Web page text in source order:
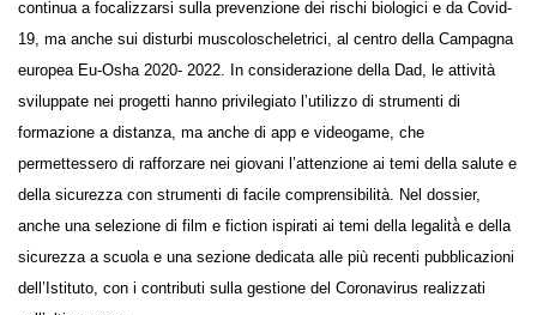
continua a focalizzarsi sulla prevenzione dei rischi biologici e da Covid-
19, ma anche sui disturbi muscoloscheletrici, al centro della Campagna
europea Eu-Osha 2020- 2022. In considerazione della Dad, le attività
sviluppate nei progetti hanno privilegiato l’utilizzo di strumenti di
formazione a distanza, ma anche di app e videogame, che
permettessero di rafforzare nei giovani l’attenzione ai temi della salute
e della sicurezza con strumenti di facile comprensibilità. Nel dossier,
anche una selezione di film e fiction ispirati ai temi della legalità̀ e della
sicurezza a scuola e una sezione dedicata alle più recenti pubblicazioni
dell’Istituto, con i contributi sulla gestione del Coronavirus realizzati